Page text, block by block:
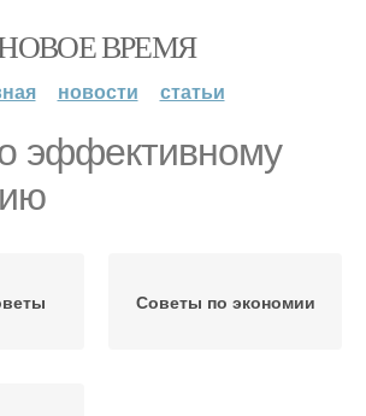
ВРЕМЯ
новости статьи
эффективному
Советы по экономии